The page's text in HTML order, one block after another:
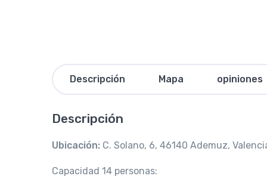
Descripción Mapa opiniones
Descripción
Ubicación: C. Solano, 6, 46140 Ademuz,
Capacidad 14 personas: